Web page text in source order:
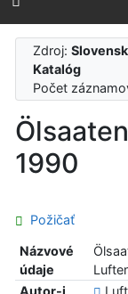
Zdroj:
Katalóg
Počet
1990
Požičať
Názvové
údaje
Autor-i